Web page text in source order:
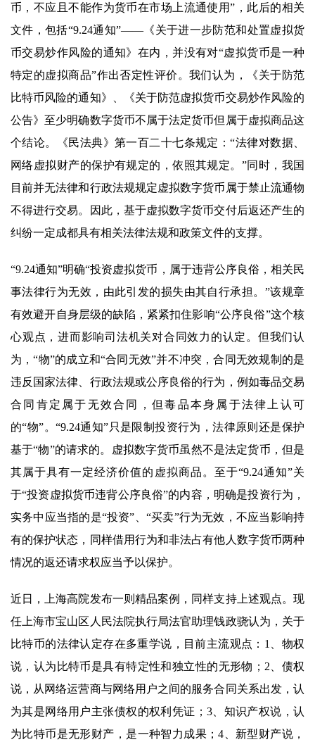
币，不应且不能作为货币在市场上流通使用”，此后的相关
文件，包括“9.24通知”——《关于进一步防范和处置虚拟货
币交易炒作风险的通知》在内，并没有对“虚拟货币是一种
特定的虚拟商品”作出否定性评价。我们认为，《关于防范
比特币风险的通知》、《关于防范虚拟货币交易炒作风险的
公告》至少明确数字货币不属于法定货币但属于虚拟商品这
个结论。《民法典》第一百二十七条规定：“法律对数据、
网络虚拟财产的保护有规定的，依照其规定。”同时，我国
目前并无法律和行政法规规定虚拟数字货币属于禁止流通物
不得进行交易。因此，基于虚拟数字货币交付后返还产生的
纠纷一定成都具有相关法律法规和政策文件的支撑。
“9.24通知”明确“投资虚拟货币，属于违背公序良俗，相关民
事法律行为无效，由此引发的损失由其自行承担。”该规章
有效避开自身层级的缺陷，紧紧扣住影响“公序良俗”这个核
心观点，进而影响司法机关对合同效力的认定。但我们认
为，“物”的成立和“合同无效”并不冲突，合同无效规制的是
违反国家法律、行政法规或公序良俗的行为，例如毒品交易
合同肯定属于无效合同，但毒品本身属于法律上认可
的“物”。“9.24通知”只是限制投资行为，法律原则还是保护
基于“物”的请求的。虚拟数字货币虽然不是法定货币，但是
其属于具有一定经济价值的虚拟商品。至于“9.24通知”关
于“投资虚拟货币违背公序良俗”的内容，明确是投资行为，
实务中应当指的是“投资”、“买卖”行为无效，不应当影响持
有的保护状态，同样借用行为和非法占有他人数字货币两种
情况的返还请求权应当予以保护。
近日，上海高院发布一则精品案例，同样支持上述观点。现
任上海市宝山区人民法院执行局法官助理钱政骁认为，关于
比特币的法律认定存在多重学说，目前主流观点：1、物权
说，认为比特币是具有特定性和独立性的无形物；2、债权
说，从网络运营商与网络用户之间的服务合同关系出发，认
为其是网络用户主张债权的权利凭证；3、知识产权说，认
为比特币是无形财产，是一种智力成果；4、新型财产说，